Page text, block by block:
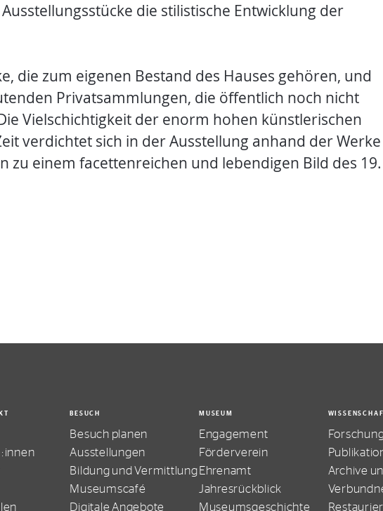
die stilistische Entwicklung der
die zum eigenen Bestand des Hauses gehören, und
Privatsammlungen, die öffentlich noch nicht
Vielschichtigkeit der enorm hohen künstlerischen
verdichtet sich in der Ausstellung anhand der Werke
zu einem facettenreichen und lebendigen Bild des 19.
BESUCH
Besuch planen
Ausstellungen
Bildung und Vermittlung
Museumscafé
Digitale Angebote
MUSEUM
Engagement
Förderverein
Ehrenamt
Jahresrückblick
Museumsgeschichte
Archive